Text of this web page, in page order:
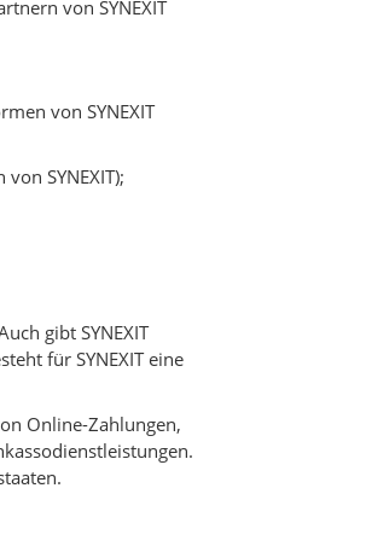
von SYNEXIT
von SYNEXIT
SYNEXIT);
gibt SYNEXIT
für SYNEXIT eine
Online-Zahlungen,